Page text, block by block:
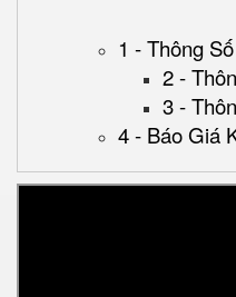
1 - Thông
2 -
3 -
4 - Báo Giá